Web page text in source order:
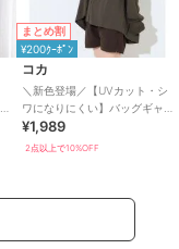
まとめ割
¥200ｸｰﾎﾟﾝ
コカ
＼新色登場／【UVカット・シ
ワになりにくい】バッグギャ
ザーUVパーカー 全4色
¥1,989
2点以上で10%OFF